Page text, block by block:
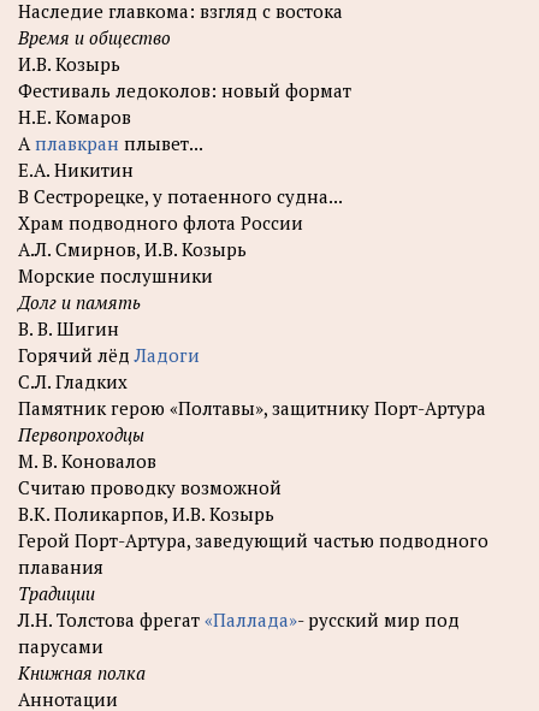
Наследие главкома: взгляд с востока
Время и общество
И.В. Козырь
Фестиваль ледоколов: новый формат
Н.Е. Комаров
А плавкран плывет...
Е.А. Никитин
В Сестрорецке, у потаенного судна...
Храм подводного флота России
А.Л. Смирнов, И.В. Козырь
Морские послушники
Долг и память
В. В. Шигин
Горячий лёдЛадоги
С.Л. Гладких
Памятник герою «Полтавы», защитнику Порт-Артура
Первопроходцы
М. В. Коновалов
Считаю проводку возможной
В.К. Поликарпов, И.В. Козырь
Герой Порт-Артура, заведующий частью подводного
плавания
Традиции
Л.Н. Толстова фрегат «Паллада»- русский мир под
парусами
Книжная полка
Аннотации